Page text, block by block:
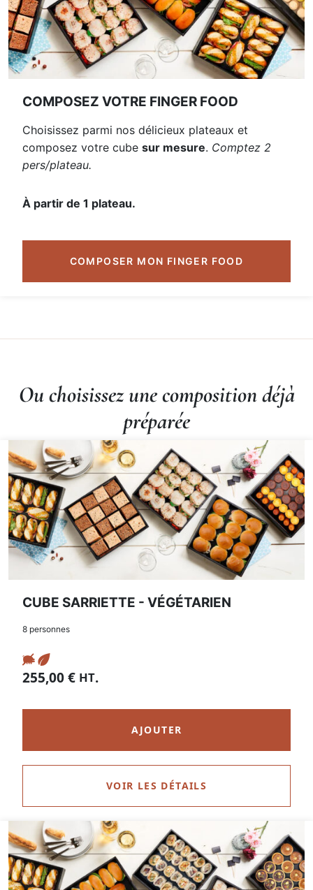
COMPOSEZ VOTRE FINGER FOOD
Choisissez parmi nos délicieux plateaux et
composez votre cube sur mesure. Comptez 2
pers/plateau.
À partir de 1 plateau.
COMPOSER MON FINGER FOOD
Ou choisissez une composition déjà
préparée
CUBE SARRIETTE - VÉGÉTARIEN
8 personnes
255,00€ HT.
AJOUTER
VOIR LES DÉTAILS